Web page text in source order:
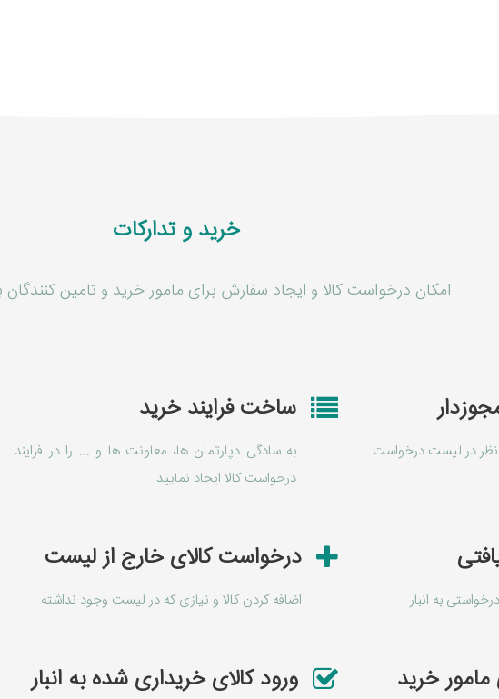
خرید و تدارکات
امکان درخواست کالا و ایجاد سفارش برای مامور خرید و تامین
در لیست درخواست
ساخت فرایند خرید
به سادگی دپارتمان ها، معاونت ها و ... را در فرایند
درخواست کالا ایجاد نمایید
به انبار
درخواست کالای خارج از لیست
اضافه کردن کالا و نیازی که در لیست وجود نداشته
خرید ورود کالای خریداری شده به انبار